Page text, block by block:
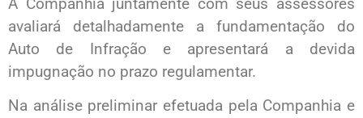
avaliará detalhadamente a fundamentação do
Auto de Infração e apresentará a devida
impugnação no prazo regulamentar.
Na análise preliminar efetuada pela Companhia e